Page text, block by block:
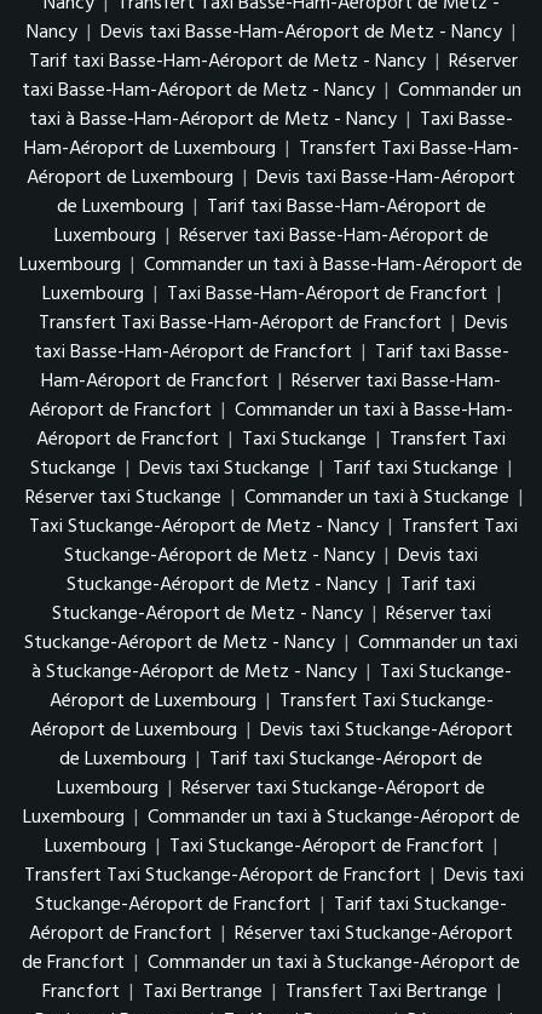
Nancy | Devis taxi Basse-Ham-Aéroport de Metz - Nancy |
Tarif taxi Basse-Ham-Aéroport de Metz - Nancy | Réserver
taxi Basse-Ham-Aéroport de Metz - Nancy | Commander un
taxi à Basse-Ham-Aéroport de Metz - Nancy | Taxi Basse-
Ham-Aéroport de Luxembourg | Transfert Taxi Basse-Ham-
Aéroport de Luxembourg | Devis taxi Basse-Ham-Aéroport
de Luxembourg | Tarif taxi Basse-Ham-Aéroport de
Luxembourg | Réserver taxi Basse-Ham-Aéroport de
Luxembourg | Commander un taxi à Basse-Ham-Aéroport de
Luxembourg | Taxi Basse-Ham-Aéroport de Francfort |
Transfert Taxi Basse-Ham-Aéroport de Francfort | Devis
taxi Basse-Ham-Aéroport de Francfort | Tarif taxi Basse-
Ham-Aéroport de Francfort | Réserver taxi Basse-Ham-
Aéroport de Francfort | Commander un taxi à Basse-Ham-
Aéroport de Francfort | Taxi Stuckange | Transfert Taxi
Stuckange | Devis taxi Stuckange | Tarif taxi Stuckange |
Réserver taxi Stuckange | Commander un taxi à Stuckange |
Taxi Stuckange-Aéroport de Metz - Nancy | Transfert Taxi
Stuckange-Aéroport de Metz - Nancy | Devis taxi
Stuckange-Aéroport de Metz - Nancy | Tarif taxi
Stuckange-Aéroport de Metz - Nancy | Réserver taxi
Stuckange-Aéroport de Metz - Nancy | Commander un taxi
à Stuckange-Aéroport de Metz - Nancy | Taxi Stuckange-
Aéroport de Luxembourg | Transfert Taxi Stuckange-
Aéroport de Luxembourg | Devis taxi Stuckange-Aéroport
de Luxembourg | Tarif taxi Stuckange-Aéroport de
Luxembourg | Réserver taxi Stuckange-Aéroport de
Luxembourg | Commander un taxi à Stuckange-Aéroport de
Luxembourg | Taxi Stuckange-Aéroport de Francfort |
Transfert Taxi Stuckange-Aéroport de Francfort | Devis taxi
Stuckange-Aéroport de Francfort | Tarif taxi Stuckange-
Aéroport de Francfort | Réserver taxi Stuckange-Aéroport
de Francfort | Commander un taxi à Stuckange-Aéroport de
Francfort | Taxi Bertrange | Transfert Taxi Bertrange |